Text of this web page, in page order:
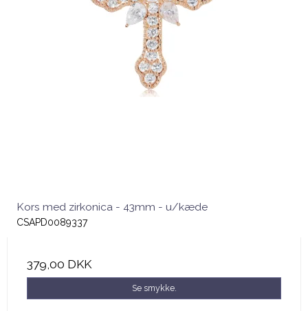
Kors med zirkonica - 43mm - u/kæde
CSAPD0089337
379,00 DKK
Se smykke.